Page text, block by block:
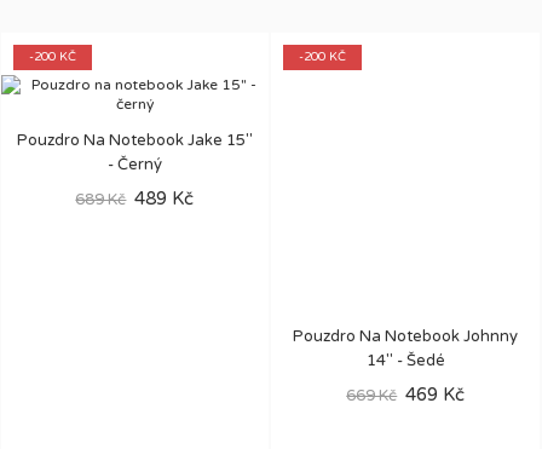
-200 KČ
Pouzdro Na Notebook Jake 15"
- Černý
689 Kč 489 Kč
-200 KČ
Pouzdro Na Notebook Johnny
14" - Šedé
669 Kč 469 Kč